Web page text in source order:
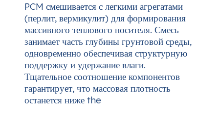
PCM смешивается с легкими агрегатами
(перлит, вермикулит) для формирования
массивного теплового носителя. Смесь
занимает часть глубины грунтовой среды,
одновременно обеспечивая структурную
поддержку и удержание влаги.
Тщательное соотношение компонентов
гарантирует, что массовая плотность
останется ниже the